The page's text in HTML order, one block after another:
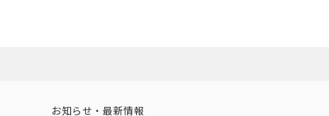
（イギリス
（ノルウェー
お知らせ・最新情報